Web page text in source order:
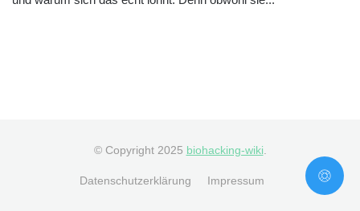
© Copyright 2025 biohacking-wiki
Datenschutzerklärung Impressum